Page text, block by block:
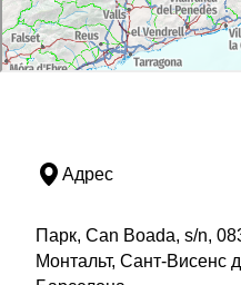
Адрес
Парк, Can Boada, s/n,
Монтальт, Сант-Висенс